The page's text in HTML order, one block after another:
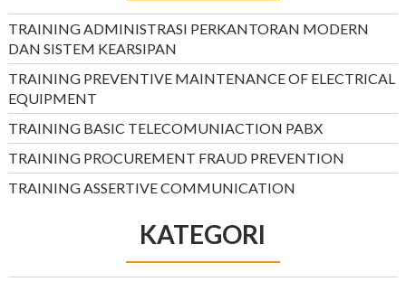
TRAINING ADMINISTRASI PERKANTORAN MODERN
DAN SISTEM KEARSIPAN
TRAINING PREVENTIVE MAINTENANCE OF ELECTRICAL
EQUIPMENT
TRAINING BASIC TELECOMUNIACTION PABX
TRAINING PROCUREMENT FRAUD PREVENTION
TRAINING ASSERTIVE COMMUNICATION
KATEGORI